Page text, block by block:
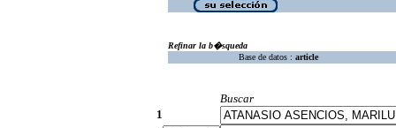
Refinar la b�squeda
Base de datos : article
Buscar
1